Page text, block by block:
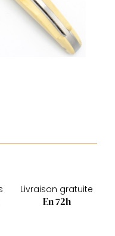
Livraison gratuite
En 72h